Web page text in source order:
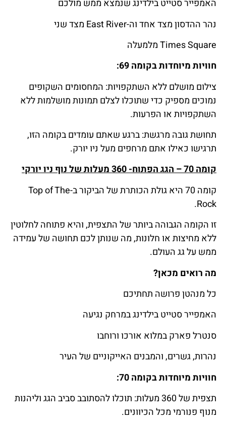
האמפייר סטייט בילדינג שנמצא ממש מולכם
נהר ההדסון מצד אחד וה-East River מצד שני
Times Square מלמעלה
חוויות מיוחדות בקומה 69:
צילום מושלם ללא השתקפויות: המחסומים השקופים
נמוכים מספיק כדי שתוכלו לצלם תמונות מושלמות ללא
השתקפויות או הפרעות.
תחושת גובה מרגשת: ברגע שאתם עומדים בקומה הזו,
תרגישו כאילו אתם מרחפים מעל ניו יורק.
קומה 70 – הגג הפתוח- 360 מעלות של נוף ניו יורקי
קומה 70 היא גולת הכותרת של הביקור ב-Top of The
Rock.
זו הקומה הגבוהה ביותר של התצפית, והיא פתוחה לחלוטין
ללא מחיצות או חלונות, מה שנותן לכם תחושה של עמידה
ממש על גג העולם.
מה רואים מכאן?
כל מנהטן פרושה תחתיכם
האמפייר סטייט בילדינג במרחק נגיעה
סנטרל פארק במלוא אורכו ורוחבו
נהרות, גשרים, והמבנים האייקוניים של העיר
חוויות מיוחדות בקומה 70:
תצפית של 360 מעלות: תוכלו להסתובב סביב הגג וליהנות
מנוף פנורמי מכל הכיוונים.